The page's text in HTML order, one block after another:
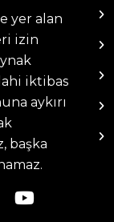
yer alan
izin
iktibas
aykırı
başka